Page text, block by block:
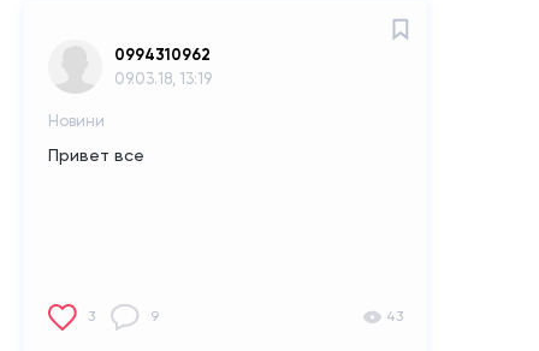
0994310962
09.03.18, 13:19
Новини
Привет все
3 9 43